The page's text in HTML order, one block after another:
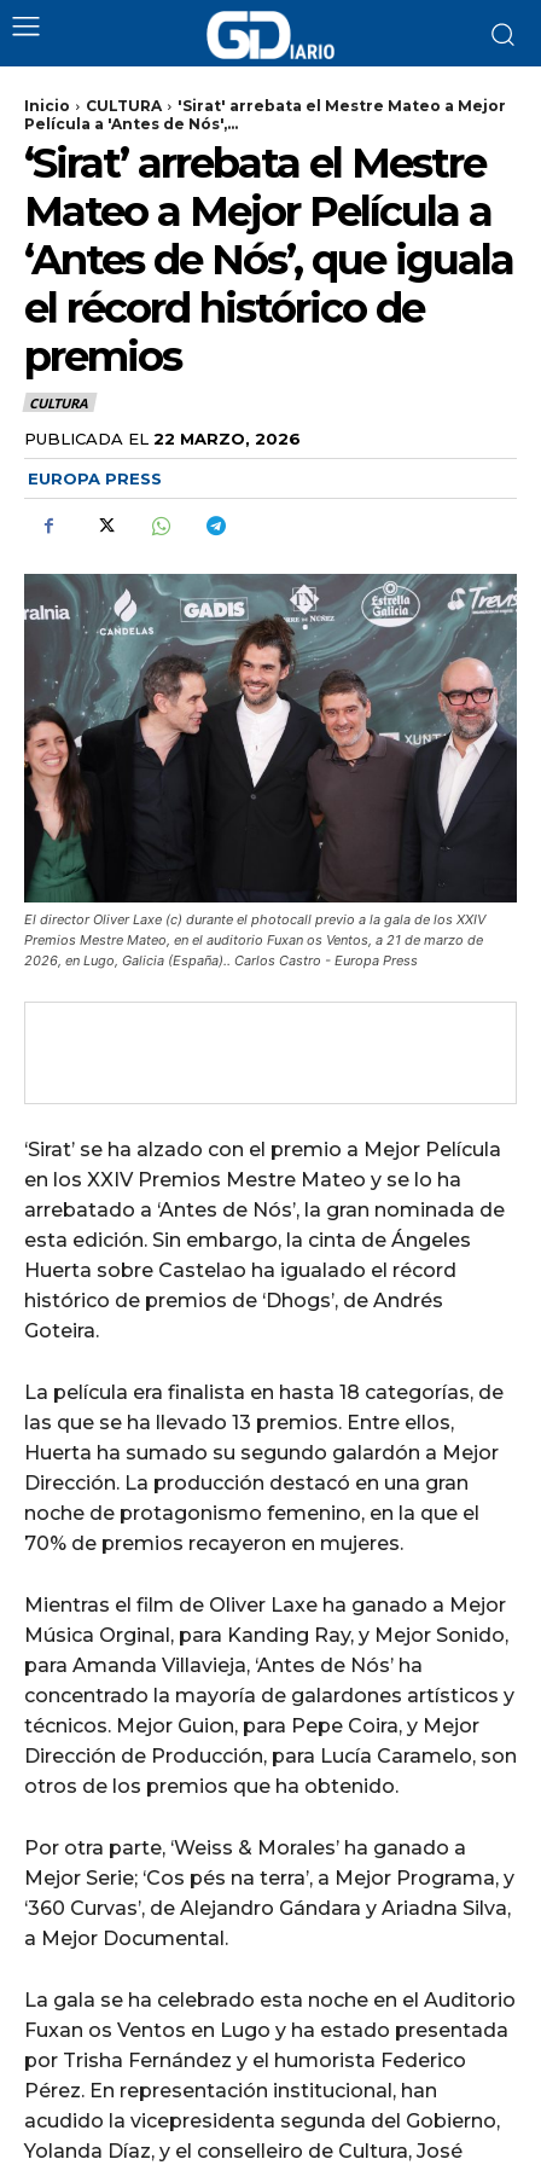
Inicio CULTURA
'Sirat' arrebata el Mestre Mateo a Mejor
Película a 'Antes de Nós',...
‘Sirat’ arrebata el Mestre
Mateo a Mejor Película a
‘Antes de Nós’, que iguala
el récord histórico de
premios
CULTURA
PUBLICADA EL 22 MARZO, 2026
EUROPA PRESS
El director Oliver Laxe (c) durante el photocall previo a la gala de los XXIV
Premios Mestre Mateo, en el auditorio Fuxan os Ventos, a 21 de marzo de
2026, en Lugo, Galicia (España).. Carlos Castro - Europa Press
‘Sirat’ se ha alzado con el premio a Mejor Película
en los XXIV Premios Mestre Mateo y se lo ha
arrebatado a ‘Antes de Nós’, la gran nominada de
esta edición. Sin embargo, la cinta de Ángeles
Huerta sobre Castelao ha igualado el récord
histórico de premios de ‘Dhogs’, de Andrés
Goteira.
La película era finalista en hasta 18 categorías, de
las que se ha llevado 13 premios. Entre ellos,
Huerta ha sumado su segundo galardón a Mejor
Dirección. La producción destacó en una gran
noche de protagonismo femenino, en la que el
70% de premios recayeron en mujeres.
Mientras el film de Oliver Laxe ha ganado a Mejor
Música Orginal, para Kanding Ray, y Mejor Sonido,
para Amanda Villavieja, ‘Antes de Nós’ ha
concentrado la mayoría de galardones artísticos y
técnicos. Mejor Guion, para Pepe Coira, y Mejor
Dirección de Producción, para Lucía Caramelo, son
otros de los premios que ha obtenido.
Por otra parte, ‘Weiss & Morales’ ha ganado a
Mejor Serie; ‘Cos pés na terra’, a Mejor Programa, y
‘360 Curvas’, de Alejandro Gándara y Ariadna Silva,
a Mejor Documental.
La gala se ha celebrado esta noche en el Auditorio
Fuxan os Ventos en Lugo y ha estado presentada
por Trisha Fernández y el humorista Federico
Pérez. En representación institucional, han
acudido la vicepresidenta segunda del Gobierno,
Yolanda Díaz, y el conselleiro de Cultura, José